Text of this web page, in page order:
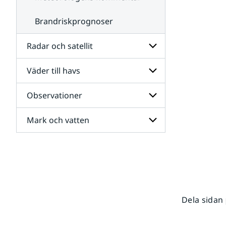
Brandriskprognoser
Radar och satellit
Undersidor
för
Radar
och
satellit
Väder till havs
Undersidor
för
Väder
till
havs
Observationer
Undersidor
för
Mark och vatten
Dela sidan